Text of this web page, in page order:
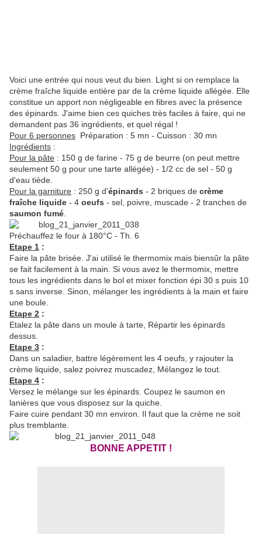
Voici une entrée qui nous veut du bien. Light si on remplace la
crème fraîche liquide entière par de la crème liquide allégée. Elle
constitue un apport non négligeable en fibres avec la présence
des épinards. J'aime bien ces quiches très faciles à faire, qui ne
demandent pas 36 ingrédients, et quel régal !
Pour 6 personnes Préparation : 5 mn - Cuisson : 30 mn
Ingrédients :
Pour la pâte : 150 g de farine - 75 g de beurre (on peut mettre
seulement 50 g pour une tarte allégée) - 1/2 cc de sel - 50 g
d'eau tiède.
Pour la garniture : 250 g d'épinards - 2 briques de crème
fraîche liquide - 4 oeufs - sel, poivre, muscade - 2 tranches de
saumon fumé
Préchauffez le four à 180°C - Th. 6
Etape 1 :
Faire la pâte brisée. J'ai utilisé le thermomix mais biensûr la pâte
se fait facilement à la main. Si vous avez le thermomix, mettre
tous les ingrédients dans le bol et mixer fonction épi 30 s puis 10
s sans inverse. Sinon, mélanger les ingrédients à la main et faire
une boule.
Etape 2 :
Etalez la pâte dans un moule à tarte, Répartir les épinards
dessus.
Etape 3 :
Dans un saladier, battre légèrement les 4 oeufs, y rajouter la
crème liquide, salez poivrez muscadez, Mélangez le tout.
Etape 4 :
Versez le mélange sur les épinards. Coupez le saumon en
lanières que vous disposez sur la quiche.
Faire cuire pendant 30 mn environ. Il faut que la crème ne soit
plus tremblante.
BONNE APPETIT !